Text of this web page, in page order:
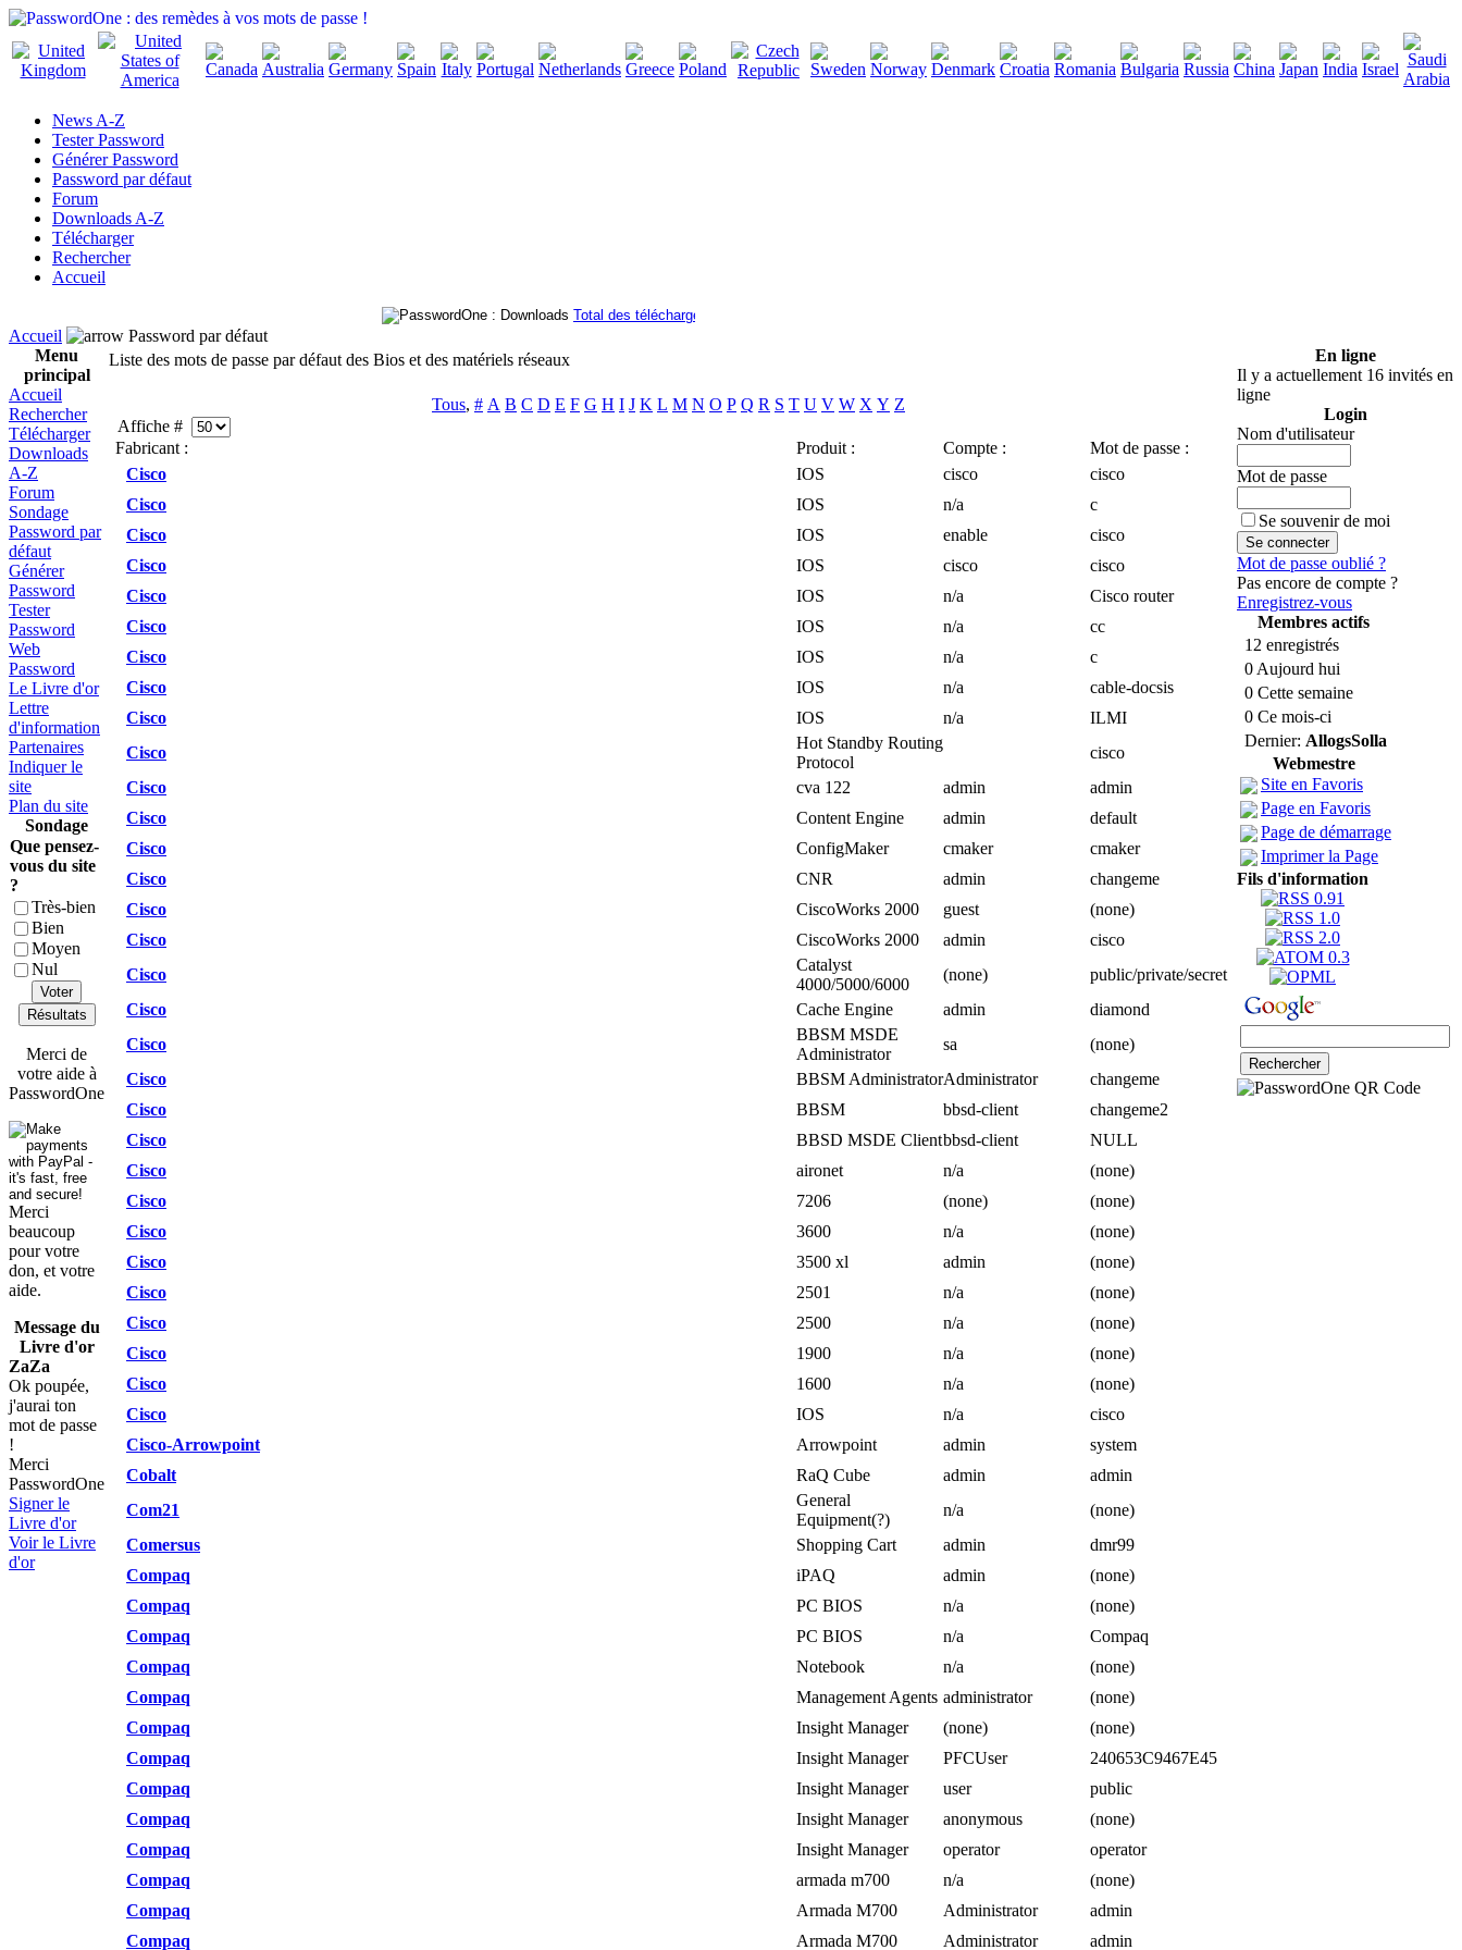
News A-Z
Tester Password
Générer Password
Password par défaut
Forum
Downloads A-Z
Télécharger
Rechercher
Accueil
Total des téléchargements
Accueil
Password par défaut
Menu
principal
Accueil
Rechercher
Télécharger
Downloads
A-Z
Forum
Sondage
Password par
défaut
Générer
Password
Tester
Password
Web
Password
Le Livre d'or
Lettre
d'information
Partenaires
Indiquer le
site
Plan du site
Sondage
Que pensez-
vous du site
?
Très-bien
Bien
Moyen
Nul
Voter
Résultats
Merci de
votre aide à
PasswordOne
Merci
beaucoup
pour votre
don, et votre
aide.
Message du
Livre d'or
ZaZa
Ok poupée,
j'aurai ton
mot de passe
!
Merci
PasswordOne
Signer le
Livre d'or
Voir le Livre
d'or
Liste des mots de passe par défaut des Bios et des matériels réseaux
Tous, # A B C D E F G H I J K L M N O P Q R S T U V W X Y Z
Affiche #
Fabricant :
Produit : Compte :
Mot de passe :
Cisco
IOS cisco
cisco
Cisco
IOS n/a
c
Cisco
IOS enable
cisco
Cisco
IOS cisco
cisco
Cisco
IOS n/a
Cisco router
Cisco
IOS n/a
cc
Cisco
IOS n/a
c
Cisco
IOS n/a
cable-docsis
Cisco
IOS n/a
ILMI
Cisco
Hot Standby Routing
Protocol
cisco
Cisco
cva 122 admin
admin
Cisco
Content Engine admin
default
Cisco
ConfigMaker cmaker
cmaker
Cisco
CNR admin
changeme
Cisco
CiscoWorks 2000 guest
(none)
Cisco
CiscoWorks 2000 admin
cisco
Cisco
Catalyst
4000/5000/6000
(none)
public/private/secret
Cisco
Cache Engine admin
diamond
Cisco
BBSM MSDE
Administrator
sa
(none)
Cisco
BBSM AdministratorAdministrator
changeme
Cisco
BBSM bbsd-client
changeme2
Cisco
BBSD MSDE Clientbbsd-client
NULL
Cisco
aironet n/a
(none)
Cisco
7206 (none)
(none)
Cisco
3600 n/a
(none)
Cisco
3500 xl admin
(none)
Cisco
2501 n/a
(none)
Cisco
2500 n/a
(none)
Cisco
1900 n/a
(none)
Cisco
1600 n/a
(none)
Cisco
IOS n/a
cisco
Cisco-Arrowpoint
Arrowpoint admin
system
Cobalt
RaQ Cube admin
admin
Com21
General
Equipment(?)
n/a
(none)
Comersus
Shopping Cart admin
dmr99
Compaq
iPAQ admin
(none)
Compaq
PC BIOS n/a
(none)
Compaq
PC BIOS n/a
Compaq
Compaq
Notebook n/a
(none)
Compaq
Management Agents administrator
(none)
Compaq
Insight Manager (none)
(none)
Compaq
Insight Manager PFCUser
240653C9467E45
Compaq
Insight Manager user
public
Compaq
Insight Manager anonymous
(none)
Compaq
Insight Manager operator
operator
Compaq
armada m700 n/a
(none)
Compaq
Armada M700 Administrator
admin
Compaq
Armada M700 Administrator admin
En ligne
Il y a actuellement 16 invités en
ligne
Login
Nom d'utilisateur
Mot de passe
Se souvenir de moi
Mot de passe oublié ?
Pas encore de compte ?
Enregistrez-vous
Membres actifs
12 enregistrés
0 Aujourd hui
0 Cette semaine
0 Ce mois-ci
Dernier: AllogsSolla
Webmestre
Site en Favoris
Page en Favoris
Page de démarrage
Imprimer la Page
Fils d'information